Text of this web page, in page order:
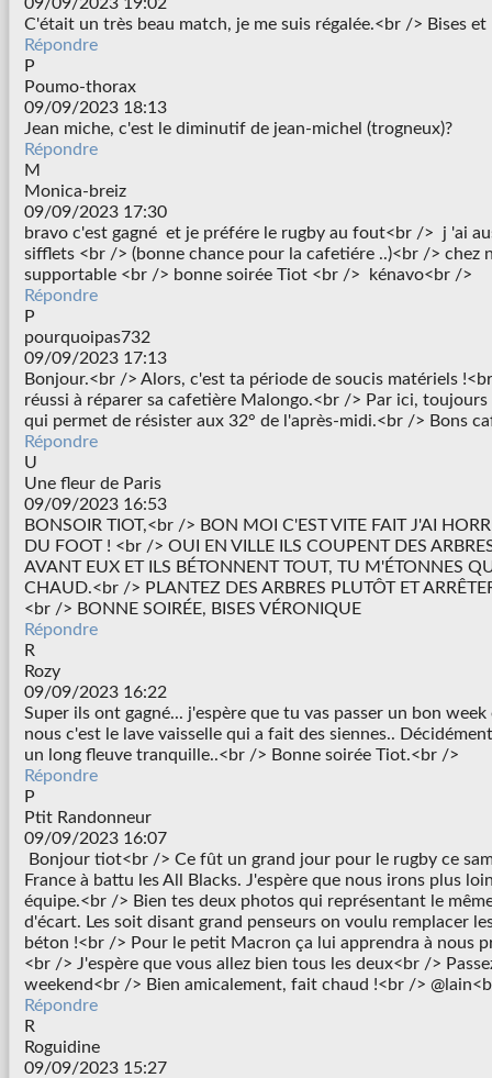
C'était un très beau match, je me suis régalée.<br /> Bises et
Répondre
P
Poumo-thorax
09/09/2023 18:13
Jean miche, c'est le diminutif de jean-michel (trogneux)?
Répondre
M
Monica-breiz
09/09/2023 17:30
bravo c'est gagné et je préfére le rugby au fout<br /> j 'ai
sifflets <br /> (bonne chance pour la cafetiére ..)<br /> chez
supportable <br /> bonne soirée Tiot <br /> kénavo<br />
Répondre
P
pourquoipas732
09/09/2023 17:13
Bonjour.<br /> Alors, c'est ta période de soucis matériels
réussi à réparer sa cafetière Malongo.<br /> Par ici, toujours
qui permet de résister aux 32° de l'après-midi.<br /> Bons
Répondre
U
Une fleur de Paris
09/09/2023 16:53
BONSOIR TIOT,<br /> BON MOI C'EST VITE FAIT J'AI
DU FOOT ! <br /> OUI EN VILLE ILS COUPENT DES
AVANT EUX ET ILS BÉTONNENT TOUT, TU M'ÉTONNES
CHAUD.<br /> PLANTEZ DES ARBRES PLUTÔT ET
<br /> BONNE SOIRÉE, BISES VÉRONIQUE
Répondre
R
Rozy
09/09/2023 16:22
Super ils ont gagné... j'espère que tu vas passer un bon week
nous c'est le lave vaisselle qui a fait des siennes..
un long fleuve tranquille..<br /> Bonne soirée Tiot.<br />
Répondre
P
Ptit Randonneur
09/09/2023 16:07
Bonjour tiot<br /> Ce fût un grand jour pour le rugby ce
France à battu les All Blacks. J'espère que nous irons plus
équipe.<br /> Bien tes deux photos qui représentant le
d'écart. Les soit disant grand penseurs on voulu remplacer
béton !<br /> Pour le petit Macron ça lui apprendra à nous
<br /> J'espère que vous allez bien tous les deux<br />
weekend<br /> Bien amicalement, fait chaud !<br />
Répondre
R
Roguidine
09/09/2023 15:27